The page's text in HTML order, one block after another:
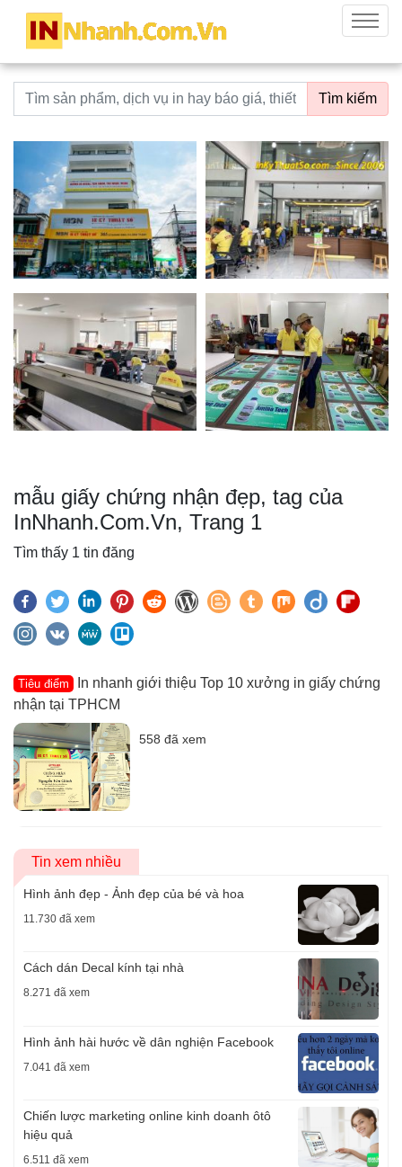
innhanh.com.vn
Menu
Từ khoá tìm kiếm Tìm kiếm
mẫu giấy chứng nhận đẹp, tag của
InNhanh.Com.Vn, Trang 1
Tìm thấy 1 tin đăng
Tiêu điểm
In nhanh giới thiệu Top 10 xưởng in giấy chứng
nhận tại TPHCM
558 đã xem
Tin xem nhiều
Hình ảnh đẹp - Ảnh đẹp của bé và hoa
11.730 đã xem
Cách dán Decal kính tại nhà
8.271 đã xem
Hình ảnh hài hước về dân nghiện Facebook
7.041 đã xem
Chiến lược marketing online kinh doanh ôtô
hiệu quả
6.511 đã xem